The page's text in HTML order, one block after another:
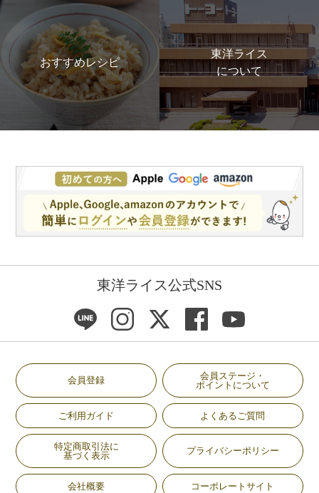
おすすめレシピ
東洋ライス
について
東洋ライス公式SNS
会員登録
会員ステージ・
ポイントについて
ご利用ガイド よくあるご質問
特定商取引法に
基づく表示
プライバシーポリシー
会社概要 コーポレートサイト